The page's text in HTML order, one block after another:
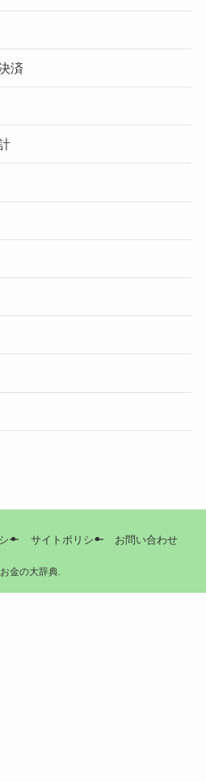
済
ー サイトポリシー お問い合わせ
金の大辞典.